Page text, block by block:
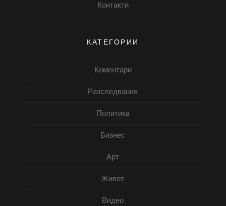
Контакти
КАТЕГОРИИ
Коментари
Разследвания
Политика
Бизнес
Арт
Живот
Видео